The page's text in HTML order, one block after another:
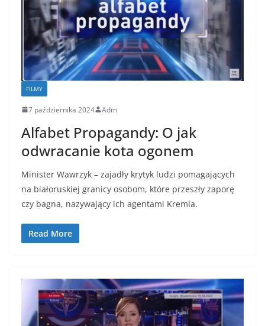
FILMY
7 października 2024 Adm
Alfabet Propagandy: O jak
odwracanie kota ogonem
Minister Wawrzyk – zajadły krytyk ludzi pomagających
na białoruskiej granicy osobom, które przeszły zaporę
czy bagna, nazywający ich agentami Kremla.
Read More